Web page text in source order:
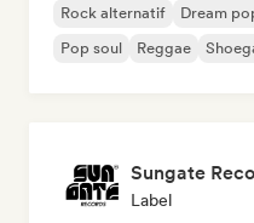
Rock alternatif Dream
Pop soul
Reggae
Sungate
Label